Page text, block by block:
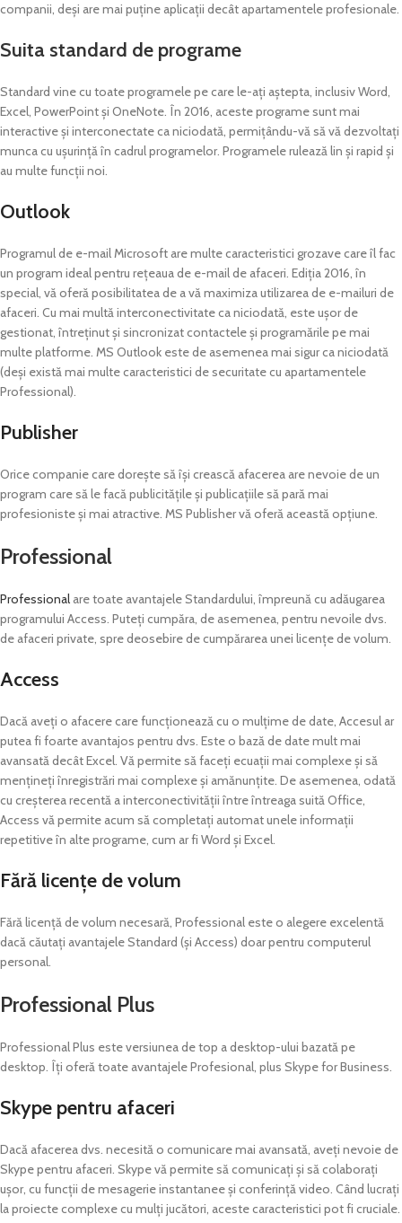
companii, deși are mai puține aplicații decât apartamentele profesionale.
Suita standard de programe
Standard vine cu toate programele pe care le-ați aștepta, inclusiv Word,
Excel, PowerPoint și OneNote. În 2016, aceste programe sunt mai
interactive și interconectate ca niciodată, permițându-vă să vă dezvoltați
munca cu ușurință în cadrul programelor. Programele rulează lin și rapid și
au multe funcții noi.
Outlook
Programul de e-mail Microsoft are multe caracteristici grozave care îl fac
un program ideal pentru rețeaua de e-mail de afaceri. Ediția 2016, în
special, vă oferă posibilitatea de a vă maximiza utilizarea de e-mailuri de
afaceri. Cu mai multă interconectivitate ca niciodată, este ușor de
gestionat, întreținut și sincronizat contactele și programările pe mai
multe platforme. MS Outlook este de asemenea mai sigur ca niciodată
(deși există mai multe caracteristici de securitate cu apartamentele
Professional).
Publisher
Orice companie care dorește să își crească afacerea are nevoie de un
program care să le facă publicitățile și publicațiile să pară mai
profesioniste și mai atractive. MS Publisher vă oferă această opțiune.
Professional
Professional are toate avantajele Standardului, împreună cu adăugarea
programului Access. Puteți cumpăra, de asemenea, pentru nevoile dvs.
de afaceri private, spre deosebire de cumpărarea unei licențe de volum.
Access
Dacă aveți o afacere care funcționează cu o mulțime de date, Accesul ar
putea fi foarte avantajos pentru dvs. Este o bază de date mult mai
avansată decât Excel. Vă permite să faceți ecuații mai complexe și să
mențineți înregistrări mai complexe și amănunțite. De asemenea, odată
cu creșterea recentă a interconectivității între întreaga suită Office,
Access vă permite acum să completați automat unele informații
repetitive în alte programe, cum ar fi Word și Excel.
Fără licențe de volum
Fără licență de volum necesară, Professional este o alegere excelentă
dacă căutați avantajele Standard (și Access) doar pentru computerul
personal.
Professional Plus
Professional Plus este versiunea de top a desktop-ului bazată pe
desktop. Îți oferă toate avantajele Profesional, plus Skype for Business.
Skype pentru afaceri
Dacă afacerea dvs. necesită o comunicare mai avansată, aveți nevoie de
Skype pentru afaceri. Skype vă permite să comunicați și să colaborați
ușor, cu funcții de mesagerie instantanee și conferință video. Când lucrați
la proiecte complexe cu mulți jucători, aceste caracteristici pot fi cruciale.